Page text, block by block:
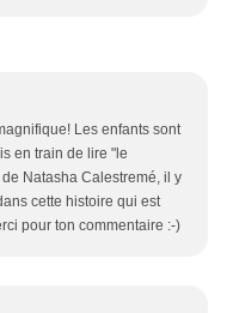
Les enfants sont
en train de lire "le
Natasha Calestremé, il y
cette histoire qui est
pour ton commentaire :-)